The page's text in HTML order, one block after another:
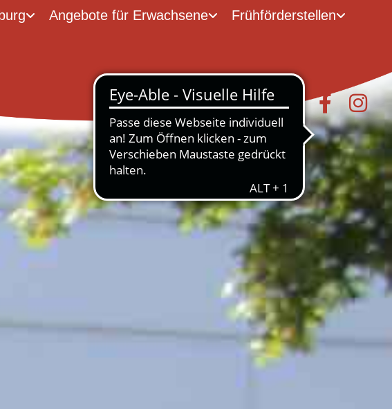
Angebote für Erwachsene
Frühförderstellen